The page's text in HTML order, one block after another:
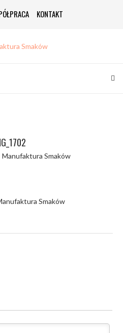
KONTAKT
Manufaktura Smaków
Smaków